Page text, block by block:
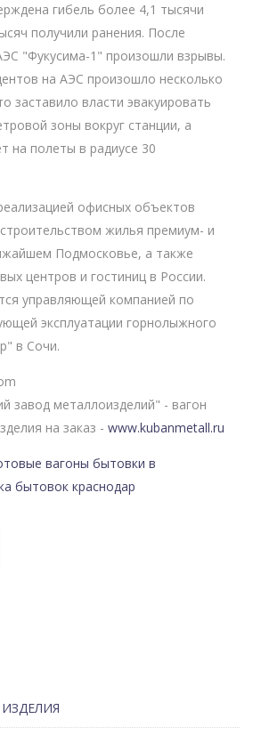
гибель более 4,1 тысячи
получили ранения. После
"Фукусима-1" произошли взрывы.
на АЭС произошло несколько
заставило власти эвакуировать
зоны вокруг станции, а
на полеты в радиусе 30
офисных объектов
жилья премиум- и
Подмосковье, а также
центров и гостиниц в России.
управляющей компанией по
эксплуатации горнолыжного
в Сочи.
завод металлоизделий" - вагон
на заказ - www.kubanmetall.ru
вагоны бытовки в
бытовок краснодар